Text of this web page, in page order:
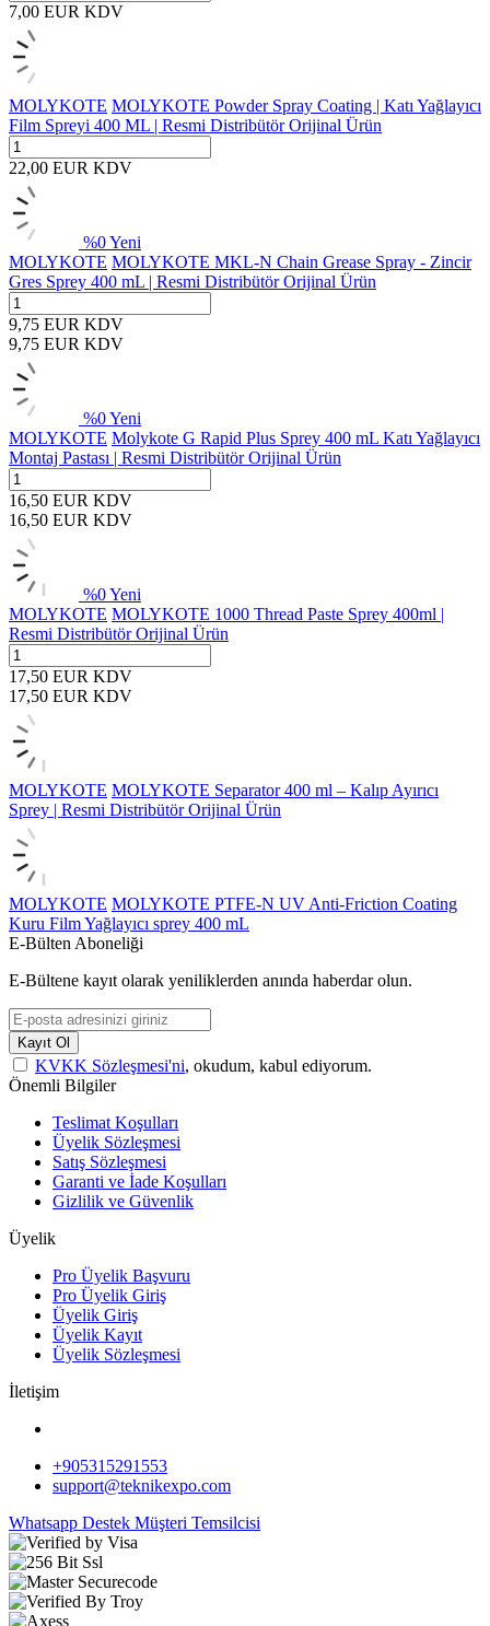
7,00 EUR KDV
MOLYKOTE MOLYKOTE Powder Spray Coating | Katı Yağlayıcı
Film Spreyi 400 ML | Resmi Distribütör Orijinal Ürün
22,00 EUR KDV
%0Yeni
MOLYKOTE MOLYKOTE MKL-N Chain Grease Spray - Zincir
Gres Sprey 400 mL | Resmi Distribütör Orijinal Ürün
9,75 EUR KDV
9,75 EUR KDV
%0Yeni
MOLYKOTE Molykote G Rapid Plus Sprey 400 mL Katı Yağlayıcı
Montaj Pastası | Resmi Distribütör Orijinal Ürün
16,50 EUR KDV
16,50 EUR KDV
%0Yeni
MOLYKOTE MOLYKOTE 1000 Thread Paste Sprey 400ml |
Resmi Distribütör Orijinal Ürün
17,50 EUR KDV
17,50 EUR KDV
MOLYKOTE MOLYKOTE Separator 400 ml – Kalıp Ayırıcı
Sprey | Resmi Distribütör Orijinal Ürün
MOLYKOTE MOLYKOTE PTFE-N UV Anti-Friction Coating
Kuru Film Yağlayıcı sprey 400 mL
E-Bülten Aboneliği
E-Bültene kayıt olarak yeniliklerden anında haberdar olun.
Kayıt Ol
KVKK Sözleşmesi'ni, okudum, kabul ediyorum.
Önemli Bilgiler
Teslimat Koşulları
Üyelik Sözleşmesi
Satış Sözleşmesi
Garanti ve İade Koşulları
Gizlilik ve Güvenlik
Üyelik
Pro Üyelik Başvuru
Pro Üyelik Giriş
Üyelik Giriş
Üyelik Kayıt
Üyelik Sözleşmesi
İletişim
+905315291553
support@teknikexpo.com
Whatsapp Destek Müşteri Temsilcisi